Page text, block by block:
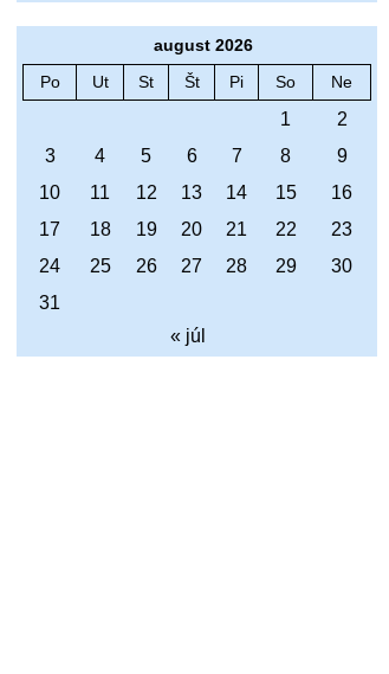
august 2026
Po
Ut St Št Pi So Ne
1
2
3
4 5 6 7 8
9
10
11 12 13 14 15
16
17
18 19 20 21 22
23
24
25 26 27 28 29
30
31
« júl